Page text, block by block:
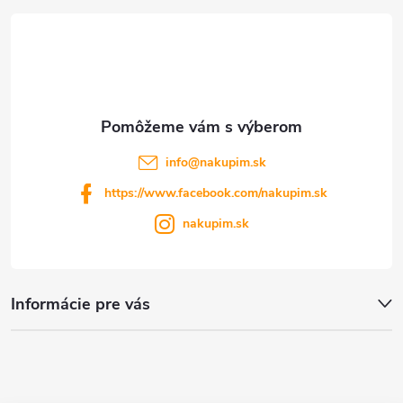
Informácie pre vás
info@nakupim.sk
https://www.facebook.com/nakupim.sk
nakupim.sk